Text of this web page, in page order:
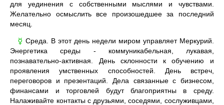
для уединения с собственными мыслями и чувствами.
Желательно осмыслить все произошедшее за последний
месяц.
☿ Среда. В этот день недели миром управляет Меркурий.
Энергетика среды - коммуникабельная, лукавая,
познавательно-активная. День склонности к обучению и
проявления умственных способностей. День встреч,
переговоров и презентаций. Дела связанные с бизнесом,
финансами и торговлей будут благоприятны в среду.
Налаживайте контакты с друзьями, соседями, сослуживцами,